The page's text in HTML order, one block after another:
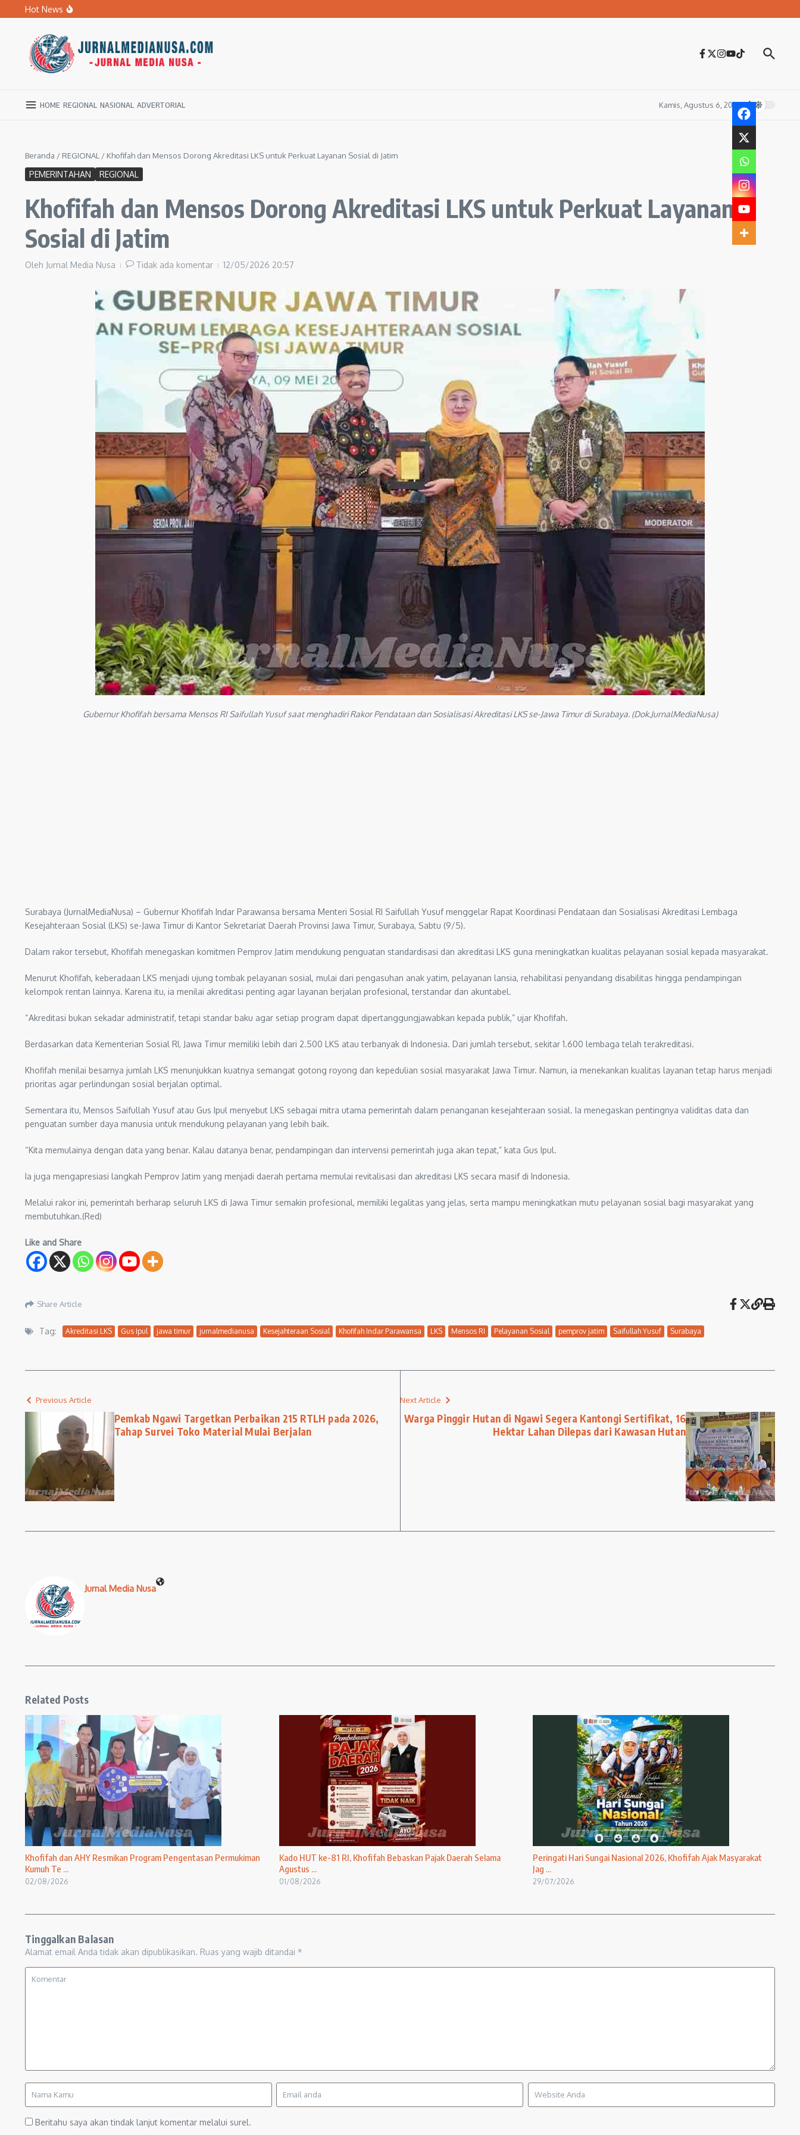
Lewati ke konten
Hot News
Kado HUT ke-81 RI, Khofifah Bebaskan Pajak Daerah Selama Agustus 2026
HOME REGIONAL NASIONAL ADVERTORIAL Kamis, Agustus 6, 2026
Beranda / REGIONAL / Khofifah dan Mensos Dorong Akreditasi LKS untuk Perkuat Layanan Sosial di Jatim
PEMERINTAHAN REGIONAL
Khofifah dan Mensos Dorong Akreditasi LKS untuk Perkuat Layanan
Sosial di Jatim
Oleh Jurnal Media Nusa Tidak ada komentar 12/05/2026 20:57
Gubernur Khofifah bersama Mensos RI Saifullah Yusuf saat menghadiri Rakor Pendataan dan Sosialisasi Akreditasi LKS se-Jawa Timur di Surabaya. (Dok.JurnalMediaNusa)
Surabaya (JurnalMediaNusa) – Gubernur Khofifah Indar Parawansa bersama Menteri Sosial RI Saifullah Yusuf menggelar Rapat Koordinasi Pendataan dan Sosialisasi Akreditasi Lembaga
Kesejahteraan Sosial (LKS) se-Jawa Timur di Kantor Sekretariat Daerah Provinsi Jawa Timur, Surabaya, Sabtu (9/5).
Dalam rakor tersebut, Khofifah menegaskan komitmen Pemprov Jatim mendukung penguatan standardisasi dan akreditasi LKS guna meningkatkan kualitas pelayanan sosial kepada masyarakat.
Menurut Khofifah, keberadaan LKS menjadi ujung tombak pelayanan sosial, mulai dari pengasuhan anak yatim, pelayanan lansia, rehabilitasi penyandang disabilitas hingga pendampingan
kelompok rentan lainnya. Karena itu, ia menilai akreditasi penting agar layanan berjalan profesional, terstandar dan akuntabel.
“Akreditasi bukan sekadar administratif, tetapi standar baku agar setiap program dapat dipertanggungjawabkan kepada publik,” ujar Khofifah.
Berdasarkan data Kementerian Sosial RI, Jawa Timur memiliki lebih dari 2.500 LKS atau terbanyak di Indonesia. Dari jumlah tersebut, sekitar 1.600 lembaga telah terakreditasi.
Khofifah menilai besarnya jumlah LKS menunjukkan kuatnya semangat gotong royong dan kepedulian sosial masyarakat Jawa Timur. Namun, ia menekankan kualitas layanan tetap harus menjadi
prioritas agar perlindungan sosial berjalan optimal.
Sementara itu, Mensos Saifullah Yusuf atau Gus Ipul menyebut LKS sebagai mitra utama pemerintah dalam penanganan kesejahteraan sosial. Ia menegaskan pentingnya validitas data dan
penguatan sumber daya manusia untuk mendukung pelayanan yang lebih baik.
“Kita memulainya dengan data yang benar. Kalau datanya benar, pendampingan dan intervensi pemerintah juga akan tepat,” kata Gus Ipul.
Ia juga mengapresiasi langkah Pemprov Jatim yang menjadi daerah pertama memulai revitalisasi dan akreditasi LKS secara masif di Indonesia.
Melalui rakor ini, pemerintah berharap seluruh LKS di Jawa Timur semakin profesional, memiliki legalitas yang jelas, serta mampu meningkatkan mutu pelayanan sosial bagi masyarakat yang
membutuhkan.(Red)
Like and Share
Share Article
Tag: Akreditasi LKS Gus Ipul jawa timur jurnalmedianusa Kesejahteraan Sosial Khofifah Indar Parawansa LKS Mensos RI Pelayanan Sosial pemprov jatim Saifullah Yusuf Surabaya
Previous Article
Pemkab Ngawi Targetkan Perbaikan 215 RTLH pada 2026,
Tahap Survei Toko Material Mulai Berjalan
Next Article
Warga Pinggir Hutan di Ngawi Segera Kantongi Sertifikat, 16
Hektar Lahan Dilepas dari Kawasan Hutan
Jurnal Media Nusa
Related Posts
Khofifah dan AHY Resmikan Program Pengentasan Permukiman
Kumuh Te ...
02/08/2026
Kado HUT ke-81 RI, Khofifah Bebaskan Pajak Daerah Selama
Agustus ...
01/08/2026
Peringati Hari Sungai Nasional 2026, Khofifah Ajak Masyarakat
Jag ...
29/07/2026
Tinggalkan Balasan
Alamat email Anda tidak akan dipublikasikan. Ruas yang wajib ditandai *
Beritahu saya akan tindak lanjut komentar melalui surel.